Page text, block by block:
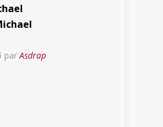
parAsdrap